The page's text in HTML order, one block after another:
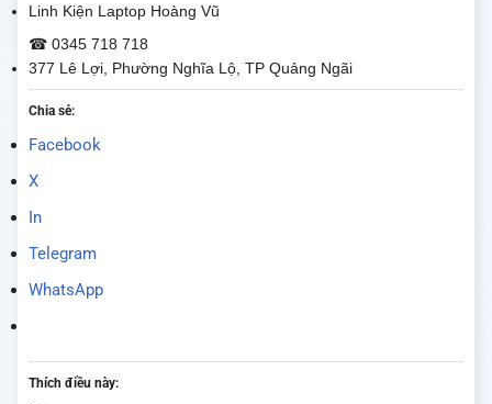
Linh Kiện Laptop Hoàng Vũ
☎ 0345 718 718
377 Lê Lợi, Phường Nghĩa Lộ, TP Quảng Ngãi
Chia sẻ:
Facebook
X
In
Telegram
WhatsApp
Thích điều này: